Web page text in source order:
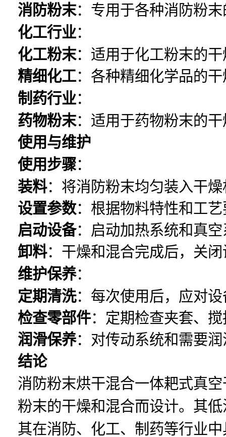
消防粉末：专用于各种消防粉
化工行业：
化工粉末：适用于化工粉末的
精细化工：各种精细化学品的
制药行业：
药物粉末：适用于药物粉末的
使用与维护
使用步骤：
装料：将消防粉末均匀装入干
设置参数：根据物料特性和工
启动设备：启动加热系统和真
卸料：干燥和混合完成后，关
维护保养：
定期清洗：每次使用后，应对
检查零部件：定期检查夹套、
润滑保养：对传动系统和需要
结论
消防粉末烘干混合一体耙式真
粉末的干燥和混合而设计。其
其在消防、化工、制药等行业